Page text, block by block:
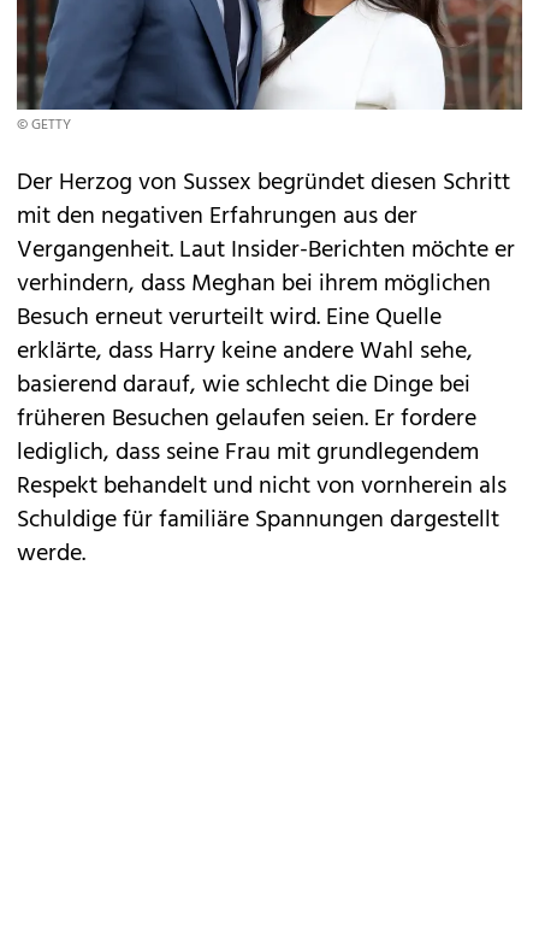
© GETTY
Der Herzog von Sussex begründet diesen Schritt
mit den negativen Erfahrungen aus der
Vergangenheit. Laut Insider-Berichten möchte er
verhindern, dass Meghan bei ihrem möglichen
Besuch erneut verurteilt wird. Eine Quelle
erklärte, dass Harry keine andere Wahl sehe,
basierend darauf, wie schlecht die Dinge bei
früheren Besuchen gelaufen seien. Er fordere
lediglich, dass seine Frau mit grundlegendem
Respekt behandelt und nicht von vornherein als
Schuldige für familiäre Spannungen dargestellt
werde.